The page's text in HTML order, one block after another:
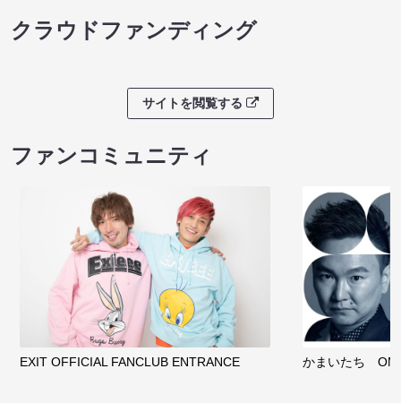
クラウドファンディング
サイトを閲覧する
ファンコミュニティ
EXIT OFFICIAL FANCLUB ENTRANCE かまいたち